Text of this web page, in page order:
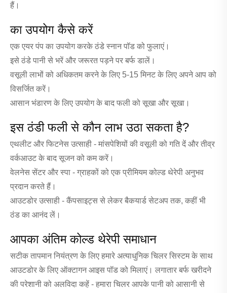
हैं।
का उपयोग कैसे करें
एक एयर पंप का उपयोग करके ठंडे स्नान पॉड को फुलाएं।
इसे ठंडे पानी से भरें और जरूरत पड़ने पर बर्फ डालें।
वसूली लाभों को अधिकतम करने के लिए 5-15 मिनट के लिए अपने आप को
विसर्जित करें।
आसान भंडारण के लिए उपयोग के बाद फली को सूखा और सूखा।
इस ठंडी फली से कौन लाभ उठा सकता है?
एथलीट और फिटनेस उत्साही - मांसपेशियों की वसूली को गति दें और तीव्र
वर्कआउट के बाद सूजन को कम करें।
वेलनेस सेंटर और स्पा - ग्राहकों को एक प्रीमियम कोल्ड थेरेपी अनुभव
प्रदान करते हैं।
आउटडोर उत्साही - कैंपसाइट्स से लेकर बैकयार्ड सेटअप तक, कहीं भी
ठंड का आनंद लें।
आपका अंतिम कोल्ड थेरेपी समाधान
सटीक तापमान नियंत्रण के लिए हमारे अत्याधुनिक चिलर सिस्टम के साथ
आउटडोर के लिए ऑक्टागन आइस पॉड को मिलाएं। लगातार बर्फ खरीदने
की परेशानी को अलविदा कहें - हमारा चिलर आपके पानी को आसानी से